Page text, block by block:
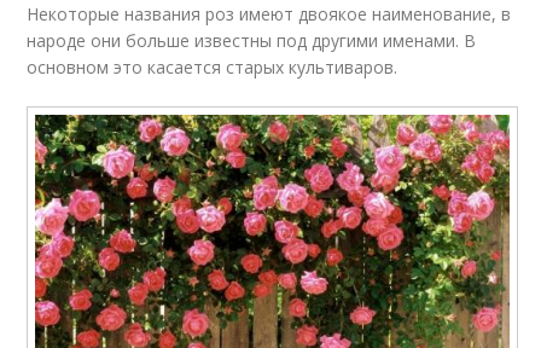
Некоторые названия роз имеют двоякое наименование, в
народе они больше известны под другими именами. В
основном это касается старых культиваров.